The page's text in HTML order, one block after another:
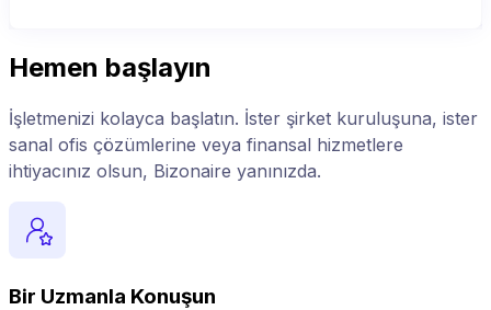
Hemen başlayın
İşletmenizi kolayca başlatın. İster şirket kuruluşuna, ister
sanal ofis çözümlerine veya finansal hizmetlere
ihtiyacınız olsun, Bizonaire yanınızda.
Bir Uzmanla Konuşun